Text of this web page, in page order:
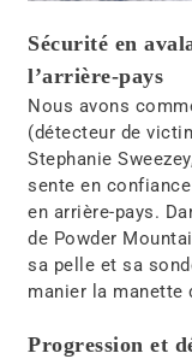
Sécurité en
l’arrière-pays
Nous avons
(détecteur de
Stephanie Sweezey
sente en
en arrière-pays.
de Powder
sa pelle et sa
manier la manette
Progression et